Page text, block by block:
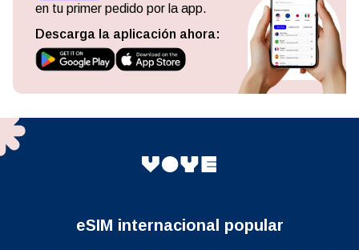
en tu primer pedido por la app.
Descarga la aplicación ahora:
eSIM internacional popular